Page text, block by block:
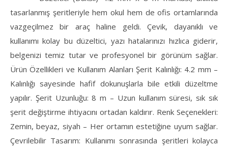
tasarlanmış şeritleriyle hem okul hem de ofis ortamlarında
vazgeçilmez bir araç haline geldi. Çevik, dayanıklı ve
kullanımı kolay bu düzeltici, yazı hatalarınızı hızlıca giderir,
belgenizi temiz tutar ve profesyonel bir görünüm sağlar.
Ürün Özellikleri ve Kullanım Alanları Şerit Kalınlığı: 4.2 mm –
Kalınlığı sayesinde hafif dokunuşlarla bile etkili düzeltme
yapılır. Şerit Uzunluğu: 8 m – Uzun kullanım süresi, sık sık
şerit değiştirme ihtiyacını ortadan kaldırır. Renk Seçenekleri:
Zemin, beyaz, siyah – Her ortamın estetiğine uyum sağlar.
Çevrilebilir Tasarım: Kullanımı sonrasında şeritleri kolayca